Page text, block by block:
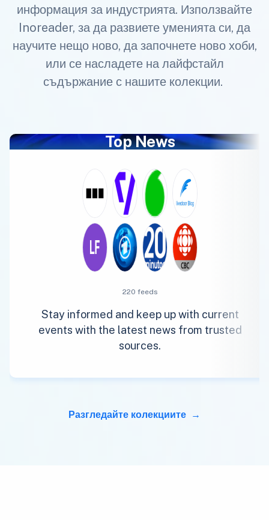
информация за индустрията. Използвайте
Inoreader, за да развиете уменията си, да
научите нещо ново, да започнете ново хоби,
или се насладете на лайфстайл
съдържание с нашите колекции.
Top News
220 feeds
Stay informed and keep up with current
events with the latest news from trusted
sources.
Разгледайте колекциите